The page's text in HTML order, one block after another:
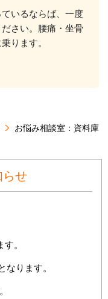
いるならば、一度
さい。腰痛・坐骨
ります。
お悩み相談室：資料庫
らせ
。
ります。